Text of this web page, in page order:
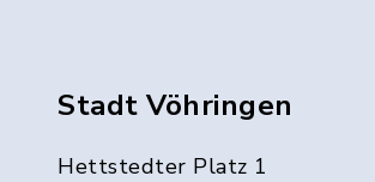
Stadt Vöhringen
Hettstedter Platz 1